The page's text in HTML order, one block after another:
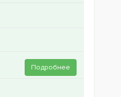
Подробнее